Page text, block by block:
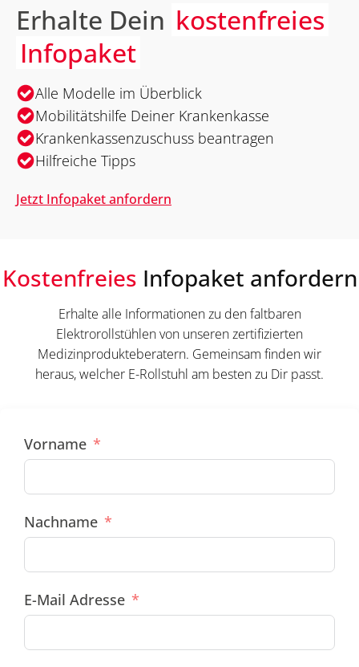
Erhalte Dein kostenfreies
Infopaket
Alle Modelle im Überblick
Mobilitätshilfe Deiner Krankenkasse
Krankenkassenzuschuss beantragen
Hilfreiche Tipps
Jetzt Infopaket anfordern
Kostenfreies Infopaket anfordern
Erhalte alle Informationen zu den faltbaren
Elektrorollstühlen von unseren zertifizierten
Medizinprodukteberatern. Gemeinsam finden wir
heraus, welcher E-Rollstuhl am besten zu Dir passt.
Vorname
Nachname
E-Mail Adresse